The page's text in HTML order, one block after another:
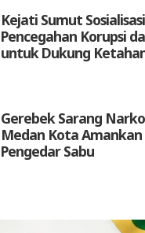
Kejati Sumut
Pencegahan Korupsi
untuk Dukung
Gerebek Sarang
Medan Kota Amankan
Pengedar Sabu